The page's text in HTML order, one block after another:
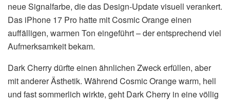
neue Signalfarbe, die das Design-Update visuell verankert.
Das iPhone 17 Pro hatte mit Cosmic Orange einen
auffälligen, warmen Ton eingeführt – der entsprechend viel
Aufmerksamkeit bekam.
Dark Cherry dürfte einen ähnlichen Zweck erfüllen, aber
mit anderer Ästhetik. Während Cosmic Orange warm, hell
und fast sommerlich wirkte, geht Dark Cherry in eine völlig